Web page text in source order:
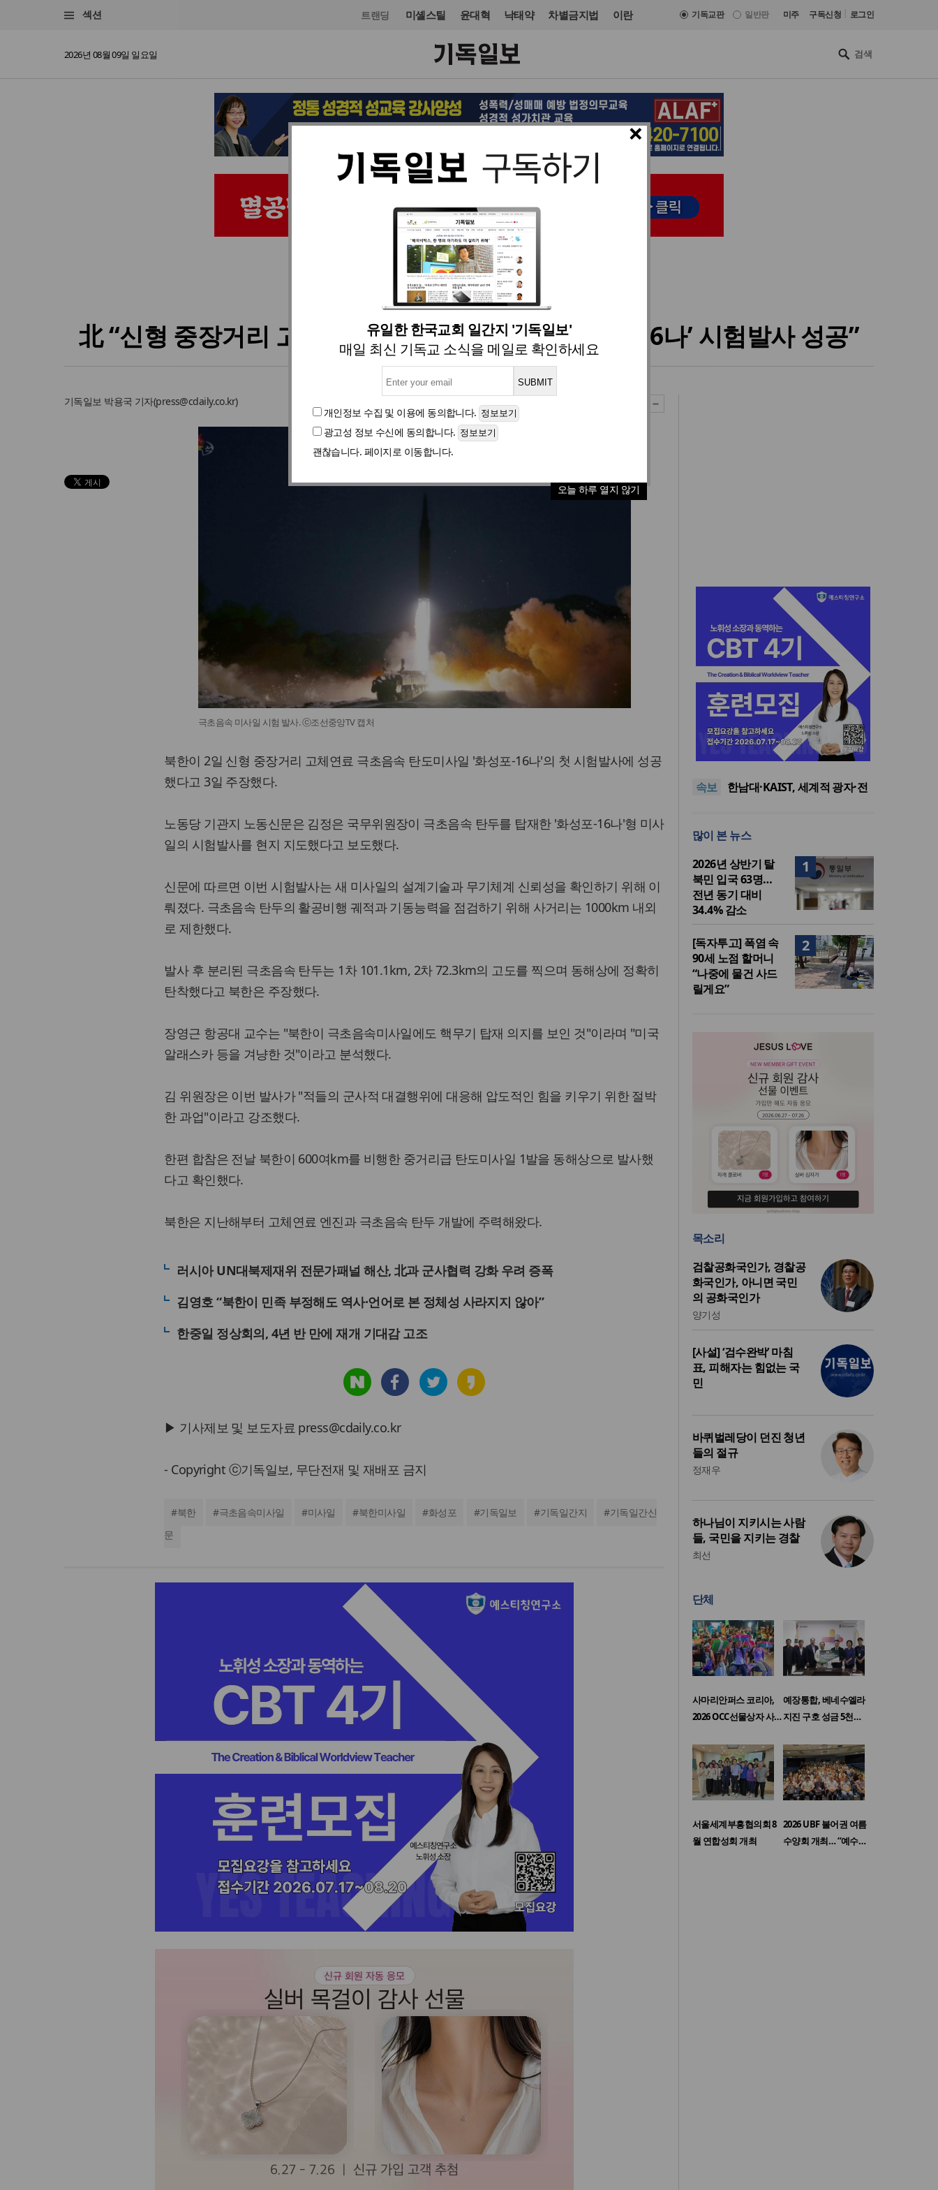
섹션 트랜딩 미셸스틸 윤대혁 낙태약 차별금지법 이란 기독교판 일반판 미주 구독신청 로그인
2026년 08월 09일 일요일
×
유일한 한국교회 일간지 '기독일보'
매일 최신 기독교 소식을 메일로 확인하세요
개인정보 수집 및 이용에 동의합니다.
광고성 정보 수신에 동의합니다.
괜찮습니다. 페이지로 이동합니다.
오늘 하루 열지 않기
북한·통일 입력 2024. 04. 03 17:25
北 “신형 중장거리 고체연료 극초음속미사일 ‘화성포-16나’ 시험발사 성공”
기독일보 박용국 기자(press@cdaily.co.kr)
극초음속 미사일 시험 발사. ⓒ조선중앙TV 캡처
북한이 2일 신형 중장거리 고체연료 극초음속 탄도미사일 '화성포-16나'의 첫 시험발사에 성공
했다고 3일 주장했다.
노동당 기관지 노동신문은 김정은 국무위원장이 극초음속 탄두를 탑재한 '화성포-16나'형 미사
일의 시험발사를 현지 지도했다고 보도했다.
신문에 따르면 이번 시험발사는 새 미사일의 설계기술과 무기체계 신뢰성을 확인하기 위해 이
뤄졌다. 극초음속 탄두의 활공비행 궤적과 기동능력을 점검하기 위해 사거리는 1000km 내외
로 제한했다.
발사 후 분리된 극초음속 탄두는 1차 101.1km, 2차 72.3km의 고도를 찍으며 동해상에 정확히
탄착했다고 북한은 주장했다.
장영근 항공대 교수는 "북한이 극초음속미사일에도 핵무기 탑재 의지를 보인 것"이라며 "미국
알래스카 등을 겨냥한 것"이라고 분석했다.
김 위원장은 이번 발사가 "적들의 군사적 대결행위에 대응해 압도적인 힘을 키우기 위한 절박
한 과업"이라고 강조했다.
한편 합참은 전날 북한이 600여km를 비행한 중거리급 탄도미사일 1발을 동해상으로 발사했
다고 확인했다.
북한은 지난해부터 고체연료 엔진과 극초음속 탄두 개발에 주력해왔다.
러시아 UN대북제재위 전문가패널 해산, 北과 군사협력 강화 우려 증폭
김영호 “북한이 민족 부정해도 역사·언어로 본 정체성 사라지지 않아”
한중일 정상회의, 4년 반 만에 재개 기대감 고조
▶ 기사제보 및 보도자료 press@cdaily.co.kr
- Copyright ⓒ기독일보, 무단전재 및 재배포 금지
#북한 #극초음속미사일 #미사일 #북한미사일 #화성포 #기독일보 #기독일간지 #기독일간신
문
속보
느헤미야 연합기도회, ‘왕의 기
도’로 나라·한국교회·다음세대
세기총 “자유를 지키며 하나 된
시장 담은 로컬 매거진 ‘포항집’
한남대·KAIST, 세계적 광자·전
도’로 나라·한국교회·다음세대
세기총 “자유를 지키며 하나 된
희망의 미래를 향하여”
많이 본 뉴스
1
2026년 상반기 탈
북민 입국 63명…
전년 동기 대비
34.4% 감소
2
[독자투고] 폭염 속
90세 노점 할머니
“나중에 물건 사드
릴게요”
목소리
검찰공화국인가, 경찰공
화국인가, 아니면 국민
의 공화국인가
양기성
[사설] ‘검수완박’ 마침
표, 피해자는 힘없는 국
민
바퀴벌레당이 던진 청년
들의 절규
정재우
하나님이 지키시는 사람
들, 국민을 지키는 경찰
최선
단체
사마리안퍼스 코리아,
2026 OCC선물상자 사…
예장통합, 베네수엘라
지진 구호 성금 5천…
서울세계부흥협의회 8
월 연합성회 개최
2026 UBF 불어권 여름
수양회 개최… “예수…